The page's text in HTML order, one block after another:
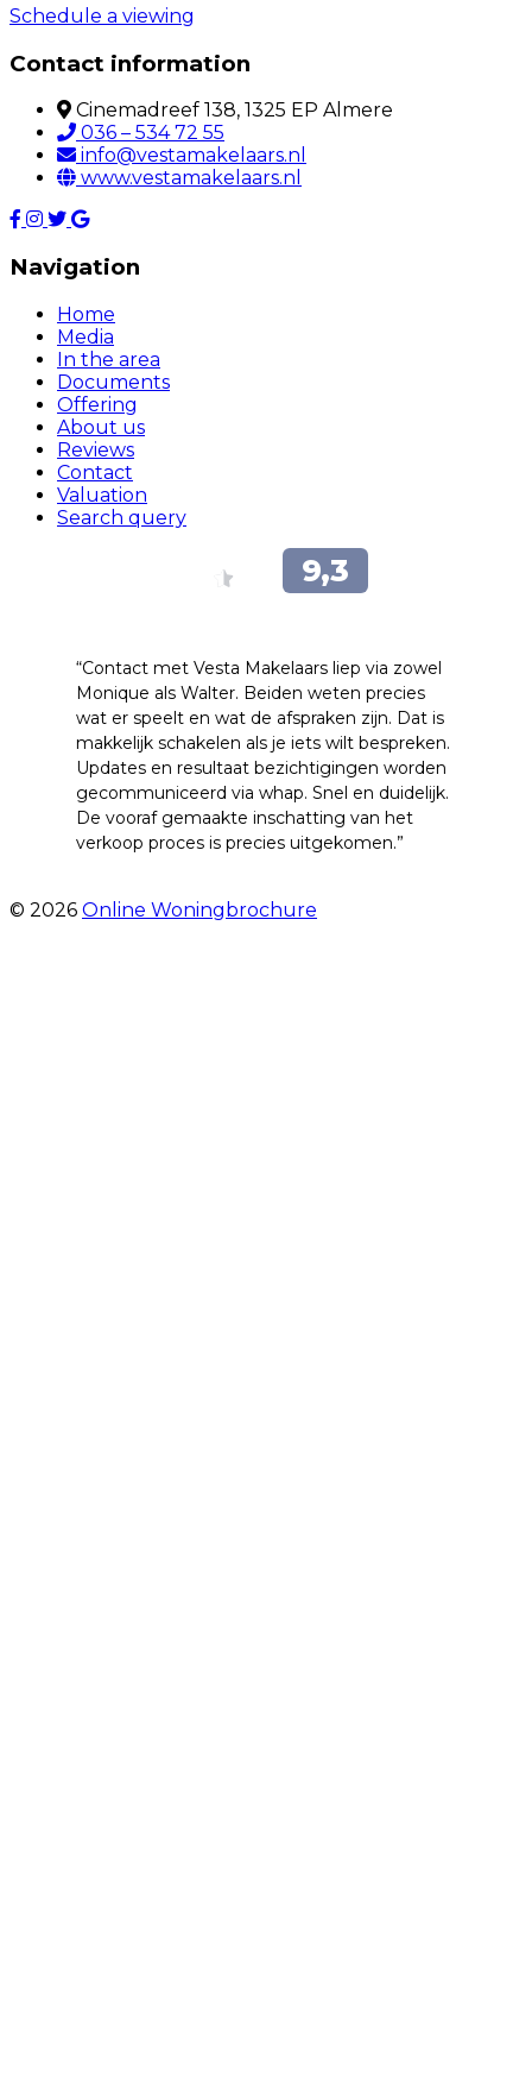
Schedule a viewing
Contact information
Cinemadreef 138, 1325 EP Almere
036 – 534 72 55
info@vestamakelaars.nl
www.vestamakelaars.nl
Navigation
Home
Media
In the area
Documents
Offering
About us
Reviews
Contact
Valuation
Search query
“Contact met Vesta Makelaars liep via zowel
Monique als Walter. Beiden weten precies
wat er speelt en wat de afspraken zijn. Dat is
makkelijk schakelen als je iets wilt bespreken.
Updates en resultaat bezichtigingen worden
gecommuniceerd via whap. Snel en duidelijk.
De vooraf gemaakte inschatting van het
verkoop proces is precies uitgekomen.”
© 2026 Online Woningbrochure